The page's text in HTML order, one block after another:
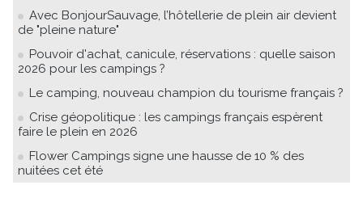
Avec BonjourSauvage, l’hôtellerie de plein air devient
de "pleine nature"
Pouvoir d'achat, canicule, réservations : quelle saison
2026 pour les campings ?
Le camping, nouveau champion du tourisme français ?
Crise géopolitique : les campings français espèrent
faire le plein en 2026
Flower Campings signe une hausse de 10 % des
nuitées cet été